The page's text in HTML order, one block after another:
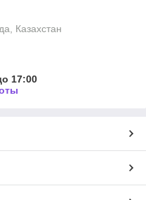
Казахстан
17:00